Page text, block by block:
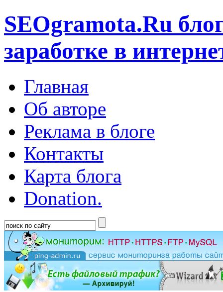
SEOgramota.Ru
заработке в
Главная
Об авторе
Реклама в блоге
Контакты
Карта блога
Donation.